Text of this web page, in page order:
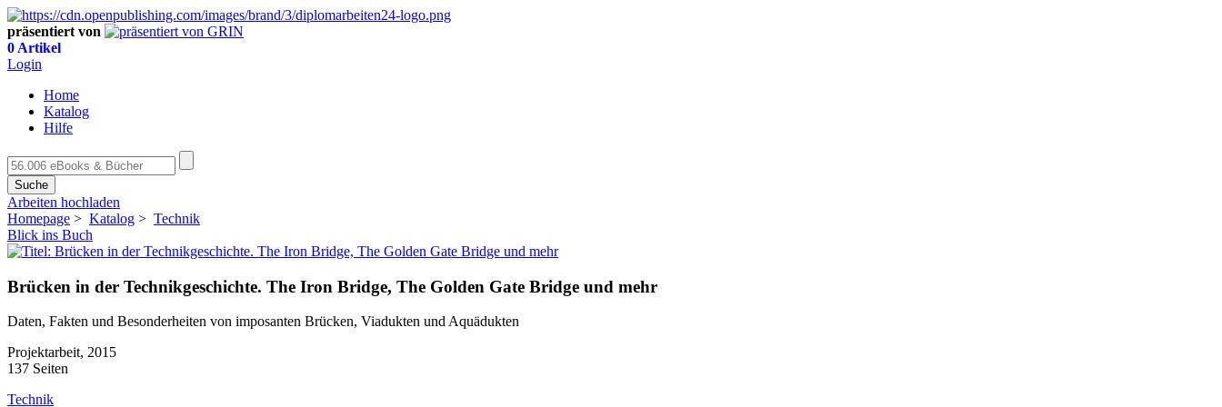
präsentiert von
0 Artikel
Login
Home
Katalog
Hilfe
Suche
Arbeiten hochladen
Homepage > Katalog > Technik
Blick ins Buch
Brücken in der Technikgeschichte. The Iron Bridge, The Golden Gate Bridge und mehr
Daten, Fakten und Besonderheiten von imposanten Brücken, Viadukten und Aquädukten
Projektarbeit, 2015
137 Seiten
Technik